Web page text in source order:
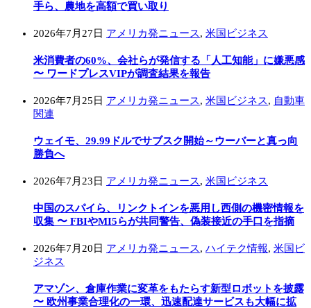
手ら、農地を高額で買い取り
2026年7月27日 アメリカ発ニュース, 米国ビジネス
米消費者の60%、会社らが発信する「人工知能」に嫌悪感
〜 ワードプレスVIPが調査結果を報告
2026年7月25日 アメリカ発ニュース, 米国ビジネス, 自動車
関連
ウェイモ、29.99ドルでサブスク開始～ウーバーと真っ向
勝負へ
2026年7月23日 アメリカ発ニュース, 米国ビジネス
中国のスパイら、リンクトインを悪用し西側の機密情報を
収集 〜 FBIやMI5らが共同警告、偽装接近の手口を指摘
2026年7月20日 アメリカ発ニュース, ハイテク情報, 米国ビ
ジネス
アマゾン、倉庫作業に変革をもたらす新型ロボットを披露
〜 欧州事業合理化の一環、迅速配達サービスも大幅に拡